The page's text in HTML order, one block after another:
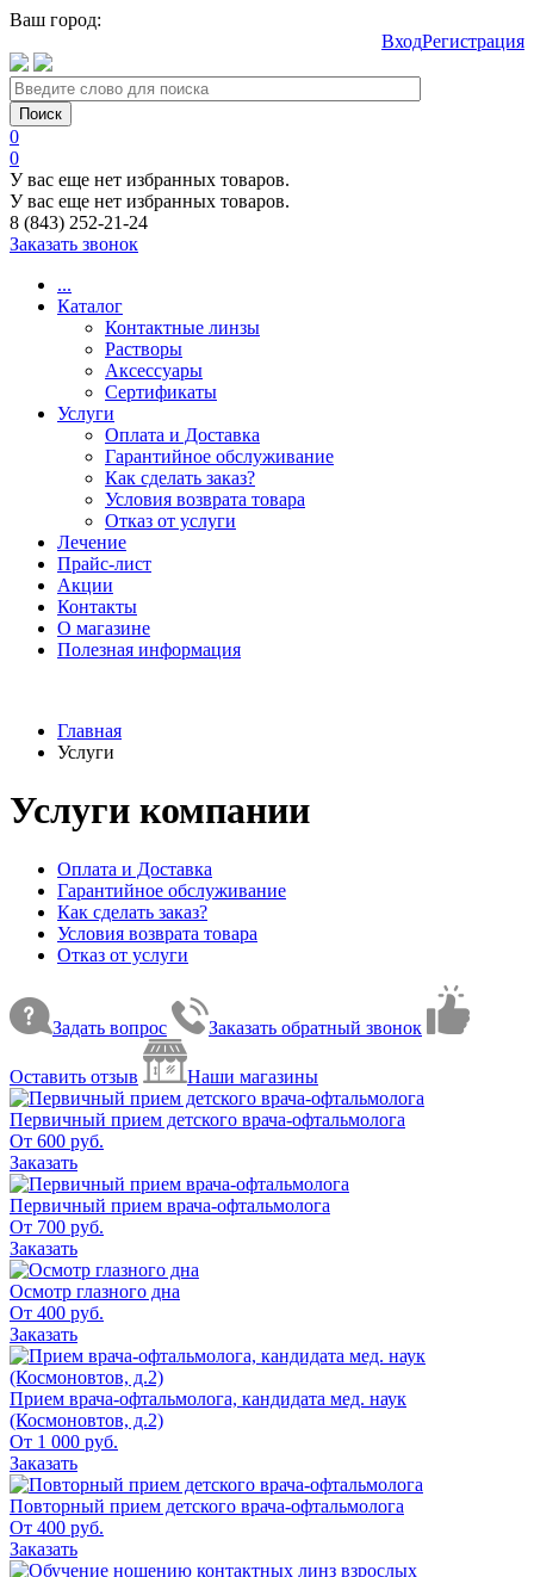
Ваш город:
ВходРегистрация
0
0
У вас еще нет избранных товаров.
У вас еще нет избранных товаров.
8 (843) 252-21-24
Заказать звонок
...
Каталог
Контактные линзы
Растворы
Аксессуары
Сертификаты
Услуги
Оплата и Доставка
Гарантийное обслуживание
Как сделать заказ?
Условия возврата товара
Отказ от услуги
Лечение
Прайс-лист
Акции
Контакты
О магазине
Полезная информация
Главная
Услуги
Услуги компании
Оплата и Доставка
Гарантийное обслуживание
Как сделать заказ?
Условия возврата товара
Отказ от услуги
Задать вопрос Заказать обратный звонок
Оставить отзыв Наши магазины
Первичный прием детского врача-офтальмолога
От 600 руб.
Заказать
Первичный прием врача-офтальмолога
От 700 руб.
Заказать
Осмотр глазного дна
От 400 руб.
Заказать
Прием врача-офтальмолога, кандидата мед. наук
(Космоновтов, д.2)
От 1 000 руб.
Заказать
Повторный прием детского врача-офтальмолога
От 400 руб.
Заказать